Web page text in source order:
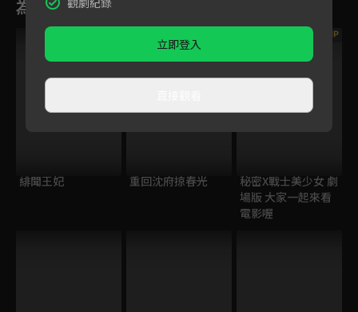
為您推薦
緋聞王妃 重回沈府掠春光
VIP
秘密X戰士美少女 劇
場版 大家一起來看
電影喔
立即登入